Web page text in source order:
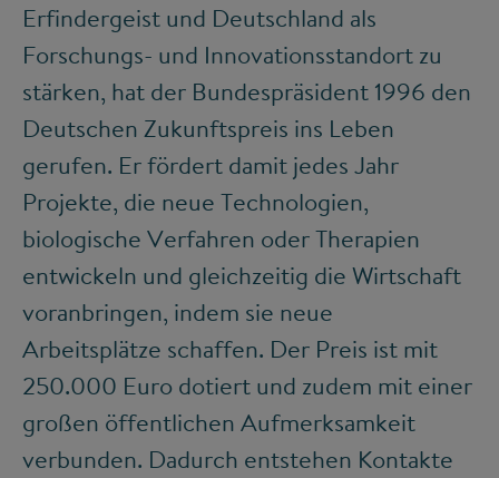
Erfindergeist und Deutschland als
Forschungs- und Innovationsstandort zu
stärken, hat der Bundespräsident 1996 den
Deutschen Zukunftspreis ins Leben
gerufen. Er fördert damit jedes Jahr
Projekte, die neue Technologien,
biologische Verfahren oder Therapien
entwickeln und gleichzeitig die Wirtschaft
voranbringen, indem sie neue
Arbeitsplätze schaffen. Der Preis ist mit
250.000 Euro dotiert und zudem mit einer
großen öffentlichen Aufmerksamkeit
verbunden. Dadurch entstehen Kontakte